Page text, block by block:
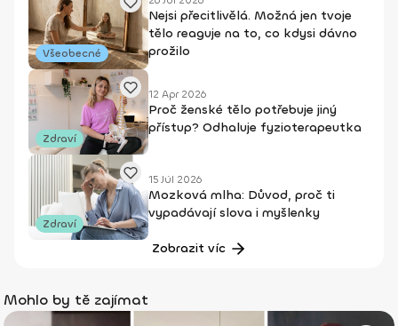
Všeobecné
Nejsi přecitlivělá. Možná jen tvoje
tělo reaguje na to, co kdysi dávno
prožilo
Zdraví
12 Apr 2026
Proč ženské tělo potřebuje jiný
přístup? Odhaluje fyzioterapeutka
Zdraví
15 Júl 2026
Mozková mlha: Důvod, proč ti
vypadávají slova i myšlenky
Zobrazit víc
Mohlo by tě zajímat